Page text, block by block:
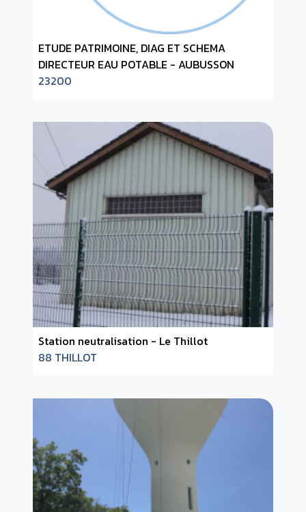
ETUDE PATRIMOINE, DIAG ET SCHEMA
DIRECTEUR EAU POTABLE - AUBUSSON
23200
Station neutralisation - Le Thillot
88 THILLOT